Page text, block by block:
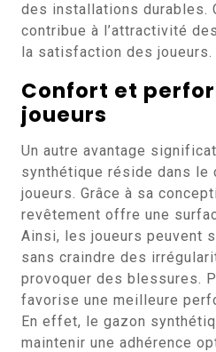
des installations durables.
contribue à l’attractivité
la satisfaction des joueurs.
Confort et
joueurs
Un autre avantage
synthétique réside dans le
joueurs. Grâce à sa
revêtement offre une
Ainsi, les joueurs peuvent
sans craindre des
provoquer des blessures.
favorise une meilleure
En effet, le gazon
maintenir une adhérence